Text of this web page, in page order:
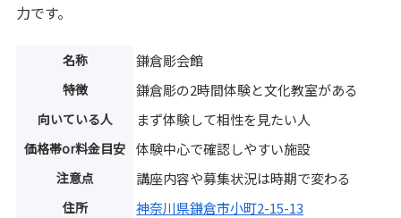
力です。
名称 鎌倉彫会館
特徴 鎌倉彫の2時間体験と文化教室がある
向いている人 まず体験して相性を見たい人
価格帯or料金目安 体験中心で確認しやすい施設
注意点 講座内容や募集状況は時期で変わる
住所 神奈川県鎌倉市小町2-15-13